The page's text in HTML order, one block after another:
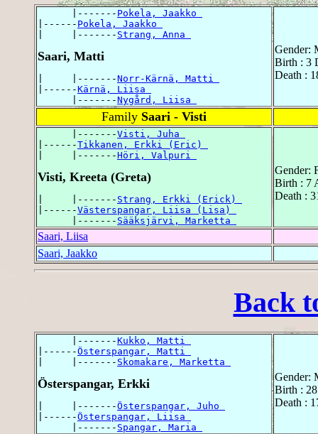
      |-------
Pokela, Jaakko
|------ Pokela, Jaakko
|     |------- Strang, Anna
Saari, Matti
|     |-------Norr-Kärnä, Matti
|------Kärnä, Liisa
      |-------
Nygård, Liisa
Gender:
Birth : 3
Death :
Family Saari - Visti
      |-------
Visti, Juha
|------Tikkanen, Erkki (Eric)
|     |-------Höri, Valpuri
Visti, Kreeta (Greta)
|     |------- Strang, Erkki (Erick)
|------Västerspangar, Liisa (Lisa)
      |-------
Sääksjärvi, Marketta
Gender:
Birth : 7
Death :
Saari, Liisa
Saari, Jaakko
Back
      |-------
Kukko, Matti
|------Österspangar, Matti
|     |------- Skomakare, Marketta
Österspangar, Erkki
|     |-------Österspangar, Juho
|------Österspangar, Liisa
      |-------
Spangar, Maria
Gender:
Birth :
Death :